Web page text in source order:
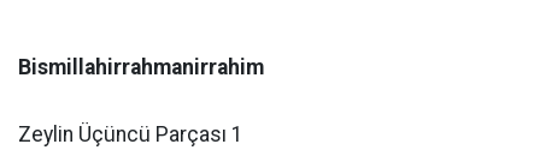
Bismillahirrahmanirrahim
Zeylin Üçüncü Parçası 1